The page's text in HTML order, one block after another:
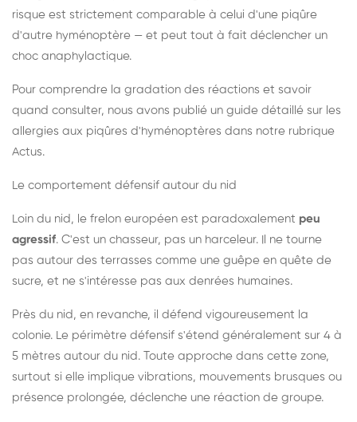
risque est strictement comparable à celui d'une piqûre
d'autre hyménoptère — et peut tout à fait déclencher un
choc anaphylactique.
Pour comprendre la gradation des réactions et savoir
quand consulter, nous avons publié un guide détaillé sur les
allergies aux piqûres d'hyménoptères dans notre rubrique
Actus.
Le comportement défensif autour du nid
Loin du nid, le frelon européen est paradoxalement peu
agressif. C'est un chasseur, pas un harceleur. Il ne tourne
pas autour des terrasses comme une guêpe en quête de
sucre, et ne s'intéresse pas aux denrées humaines.
Près du nid, en revanche, il défend vigoureusement la
colonie. Le périmètre défensif s'étend généralement sur 4 à
5 mètres autour du nid. Toute approche dans cette zone,
surtout si elle implique vibrations, mouvements brusques ou
présence prolongée, déclenche une réaction de groupe.